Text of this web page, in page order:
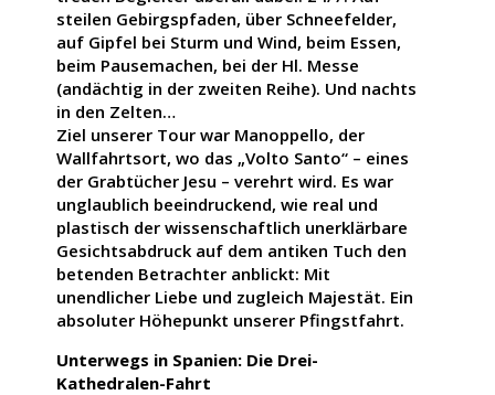
steilen Gebirgspfaden, über Schneefelder,
auf Gipfel bei Sturm und Wind, beim Essen,
beim Pausemachen, bei der Hl. Messe
(andächtig in der zweiten Reihe). Und nachts
in den Zelten…
Ziel unserer Tour war Manoppello, der
Wallfahrtsort, wo das „Volto Santo“ – eines
der Grabtücher Jesu – verehrt wird. Es war
unglaublich beeindruckend, wie real und
plastisch der wissenschaftlich unerklärbare
Gesichtsabdruck auf dem antiken Tuch den
betenden Betrachter anblickt: Mit
unendlicher Liebe und zugleich Majestät. Ein
absoluter Höhepunkt unserer Pfingstfahrt.
Unterwegs in Spanien: Die Drei-
Kathedralen-Fahrt